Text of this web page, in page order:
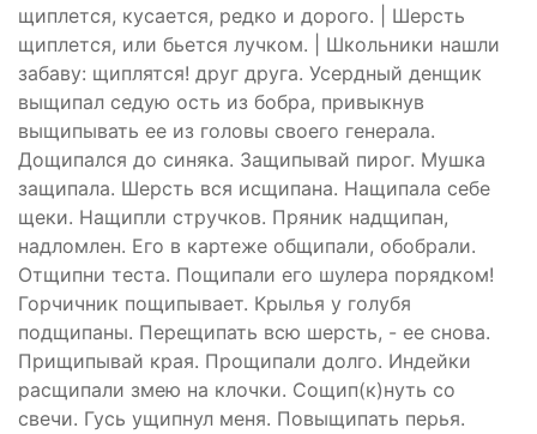
щиплется, кусается, редко и дорого. | Шерсть
щиплется, или бьется лучком. | Школьники нашли
забаву: щиплятся! друг друга. Усердный денщик
выщипал седую ость из бобра, привыкнув
выщипывать ее из головы своего генерала.
Дощипался до синяка. Защипывай пирог. Мушка
защипала. Шерсть вся исщипана. Нащипала себе
щеки. Нащипли стручков. Пряник надщипан,
надломлен. Его в картеже общипали, обобрали.
Отщипни теста. Пощипали его шулера порядком!
Горчичник пощипывает. Крылья у голубя
подщипаны. Перещипать всю шерсть, - ее снова.
Прищипывай края. Прощипали долго. Индейки
расщипали змею на клочки. Сощип(к)нуть со
свечи. Гусь ущипнул меня. Повыщипать перья.